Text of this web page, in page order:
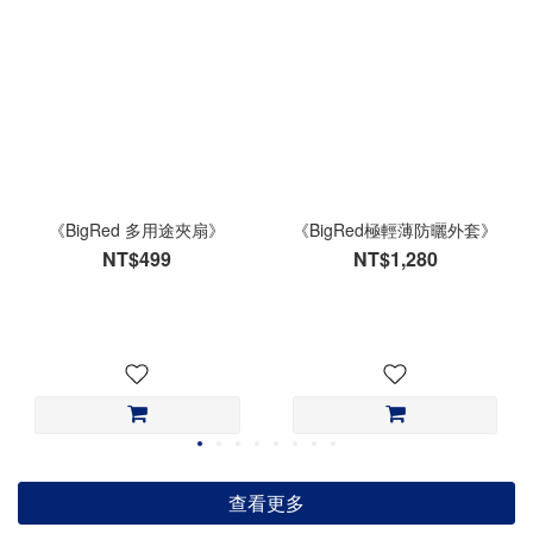
《BigRed 多用途夾扇》
NT$499
《BigRed極輕薄防曬外套》
NT$1,280
查看更多